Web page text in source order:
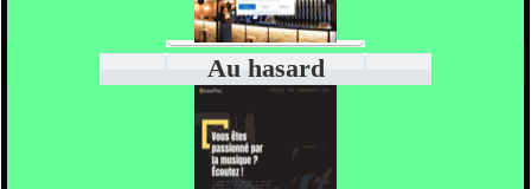
Au hasard